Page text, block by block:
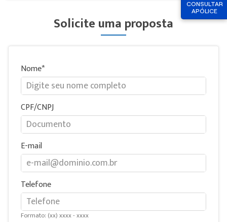
CONSULTAR
APÓLICE
Solicite uma proposta
Nome
CPF/CNPJ
E-mail
Telefone
Formato: (xx) xxxx - xxxx